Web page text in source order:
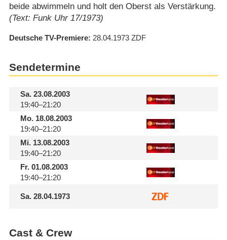
beide abwimmeln und holt den Oberst als Verstärkung.
(Text: Funk Uhr 17/1973)
Deutsche TV-Premiere 28.04.1973 ZDF
Sendetermine
Sa.23.08.2003
19:40–21:20
Mo.18.08.2003
19:40–21:20
Mi.13.08.2003
19:40–21:20
Fr.01.08.2003
19:40–21:20
Sa.28.04.1973
Cast & Crew